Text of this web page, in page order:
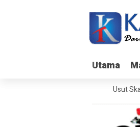
Utama
Utama
Bareskrim Usut